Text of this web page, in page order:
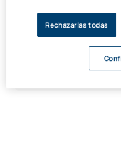
¿Quieres
Máster ?
Todos los campos
Rechazarlas todas